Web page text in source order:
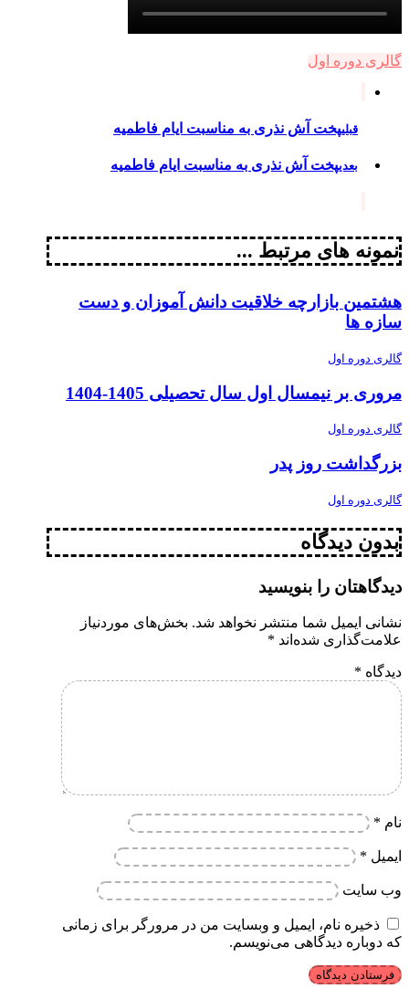
گالری دوره اول
قبلیپخت آش نذری به مناسبت ایام فاطمیه
بعدیپخت آش نذری به مناسبت ایام فاطمیه
نمونه های مرتبط ...
هشتمین بازارچه خلاقیت دانش آموزان و دست
سازه ها
گالری دوره اول
مروری بر نیمسال اول سال تحصیلی 1405-1404
گالری دوره اول
بزرگداشت روز پدر
گالری دوره اول
بدون دیدگاه
دیدگاهتان را بنویسید
نشانی ایمیل شما منتشر نخواهد شد. بخش‌های موردنیاز
علامت‌گذاری شده‌اند *
دیدگاه *
نام *
ایمیل *
وب‌ سایت
ذخیره نام، ایمیل و وبسایت من در مرورگر برای زمانی
که دوباره دیدگاهی می‌نویسم.